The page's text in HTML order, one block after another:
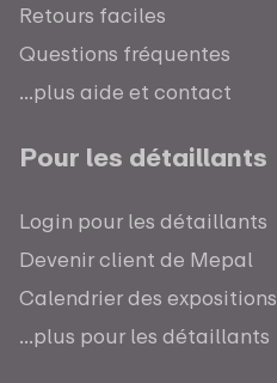
Retours faciles
Questions fréquentes
...plus aide et contact
Pour les détaillants
Login pour les détaillants
Devenir client de Mepal
Calendrier des expositions
...plus pour les détaillants